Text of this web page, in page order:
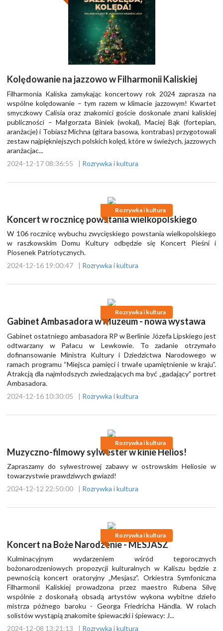
Kolędowanie na jazzowo w Filharmonii Kaliskiej
Filharmonia Kaliska zamykając koncertowy rok 2024 zaprasza na
wspólne kolędowanie – tym razem w klimacie jazzowym! Kwartet
smyczkowy Calisia oraz znakomici goście doskonale znani kaliskiej
publiczności – Małgorzata Biniek (wokal), Maciej Bąk (fortepian,
aranżacje) i Tobiasz Michna (gitara basowa, kontrabas) przygotowali
zestaw najpiękniejszych polskich kolęd, które w świeżych, jazzowych
aranżacjac...
2024-12-17 08:36:55
| Rozrywka i kultura
Rozrywka i kultura
Koncert w rocznicę powstania wielkopolskiego
W 106 rocznicę wybuchu zwycięskiego powstania wielkopolskiego
w raszkowskim Domu Kultury odbędzie się Koncert Pieśni i
Piosenek Patriotycznych.
2024-12-16 19:00:47
| Rozrywka i kultura
Rozrywka i kultura
Gabinet Ambasadora w Muzeum - nowa wystawa
Gabinet ostatniego ambasadora RP w Berlinie Józefa Lipskiego jest
odtwarzany w Pałacu w Lewkowie. To zadanie otrzymało
dofinansowanie Ministra Kultury i Dziedzictwa Narodowego w
ramach programu “Miejsca pamięci i trwałe upamiętnienie w kraju”.
Atrakcją dla najmłodszych zwiedzających ma być „gadający” portret
Ambasadora.
2024-12-16 10:30:05
| Rozrywka i kultura
Rozrywka i kultura
Muzyczno-filmowy sylwester w kinie Helios!
Zapraszamy do sylwestrowej zabawy w ostrowskim Heliosie w
towarzystwie prawdziwych gwiazd!
2024-12-12 22:50:00
| Rozrywka i kultura
Rozrywka i kultura
Koncert na Boże Narodzenie - MESJASZ
Kulminacyjnym wydarzeniem wśród tegorocznych
bożonarodzeniowych propozycji kulturalnych w Kaliszu będzie z
pewnością koncert oratoryjny „Mesjasz”. Orkiestra Symfoniczna
Filharmonii Kaliskiej prowadzona przez maestro Rubena Silvę
wspólnie z doskonałą obsadą artystów wykona wybitne dzieło
mistrza późnego baroku - Georga Friedricha Händla. W rolach
solistów wystąpią znakomite śpiewaczki i śpiewacy: J...
2024-12-08 13:21:13
| Rozrywka i kultura